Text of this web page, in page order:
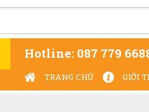
Hotline: 087 779
TRANG CHỦ GIỚI